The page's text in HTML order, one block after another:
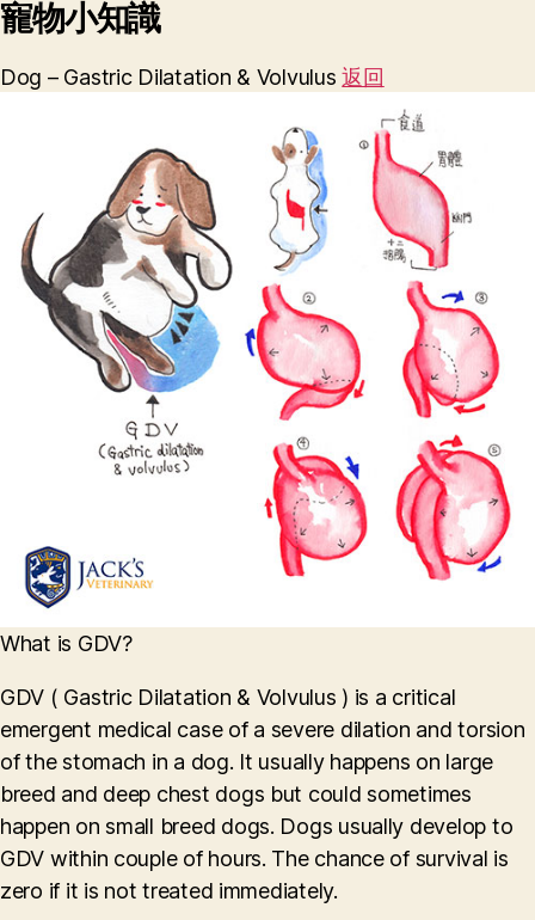
寵物小知識
Dog – Gastric Dilatation & Volvulus返回
What is GDV?
GDV ( Gastric Dilatation & Volvulus ) is a critical
emergent medical case of a severe dilation and torsion
of the stomach in a dog. It usually happens on large
breed and deep chest dogs but could sometimes
happen on small breed dogs. Dogs usually develop to
GDV within couple of hours. The chance of survival is
zero if it is not treated immediately.